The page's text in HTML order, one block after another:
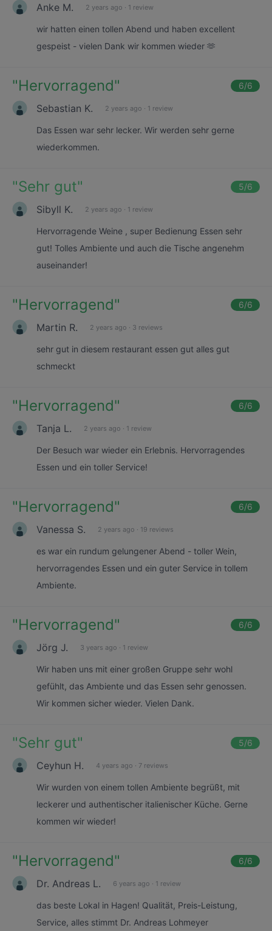
Anke M. 2 years ago · 1 review
wir hatten einen tollen Abend und haben excellent
gespeist - vielen Dank wir kommen wieder 🫶
"Hervorragend" 6/6
Sebastian K. 2 years ago · 1 review
Das Essen war sehr lecker. Wir werden sehr gerne
wiederkommen.
"Sehr gut" 5/6
Sibyll K. 2 years ago · 1 review
Hervorragende Weine , super Bedienung Essen sehr
gut! Tolles Ambiente und auch die Tische angenehm
auseinander!
"Hervorragend" 6/6
Martin R. 2 years ago · 3 reviews
sehr gut in diesem restaurant essen gut alles gut
schmeckt
"Hervorragend" 6/6
Tanja L. 2 years ago · 1 review
Der Besuch war wieder ein Erlebnis. Hervorragendes
Essen und ein toller Service!
"Hervorragend" 6/6
Vanessa S. 2 years ago · 19 reviews
es war ein rundum gelungener Abend - toller Wein,
hervorragendes Essen und ein guter Service in tollem
Ambiente.
"Hervorragend" 6/6
Jörg J. 3 years ago · 1 review
Wir haben uns mit einer großen Gruppe sehr wohl
gefühlt, das Ambiente und das Essen sehr genossen.
Wir kommen sicher wieder. Vielen Dank.
"Sehr gut" 5/6
Ceyhun H. 4 years ago · 7 reviews
Wir wurden von einem tollen Ambiente begrüßt, mit
leckerer und authentischer italienischer Küche. Gerne
kommen wir wieder!
"Hervorragend" 6/6
Dr. Andreas L. 6 years ago · 1 review
das beste Lokal in Hagen! Qualität, Preis-Leistung,
Service, alles stimmt Dr. Andreas Lohmeyer